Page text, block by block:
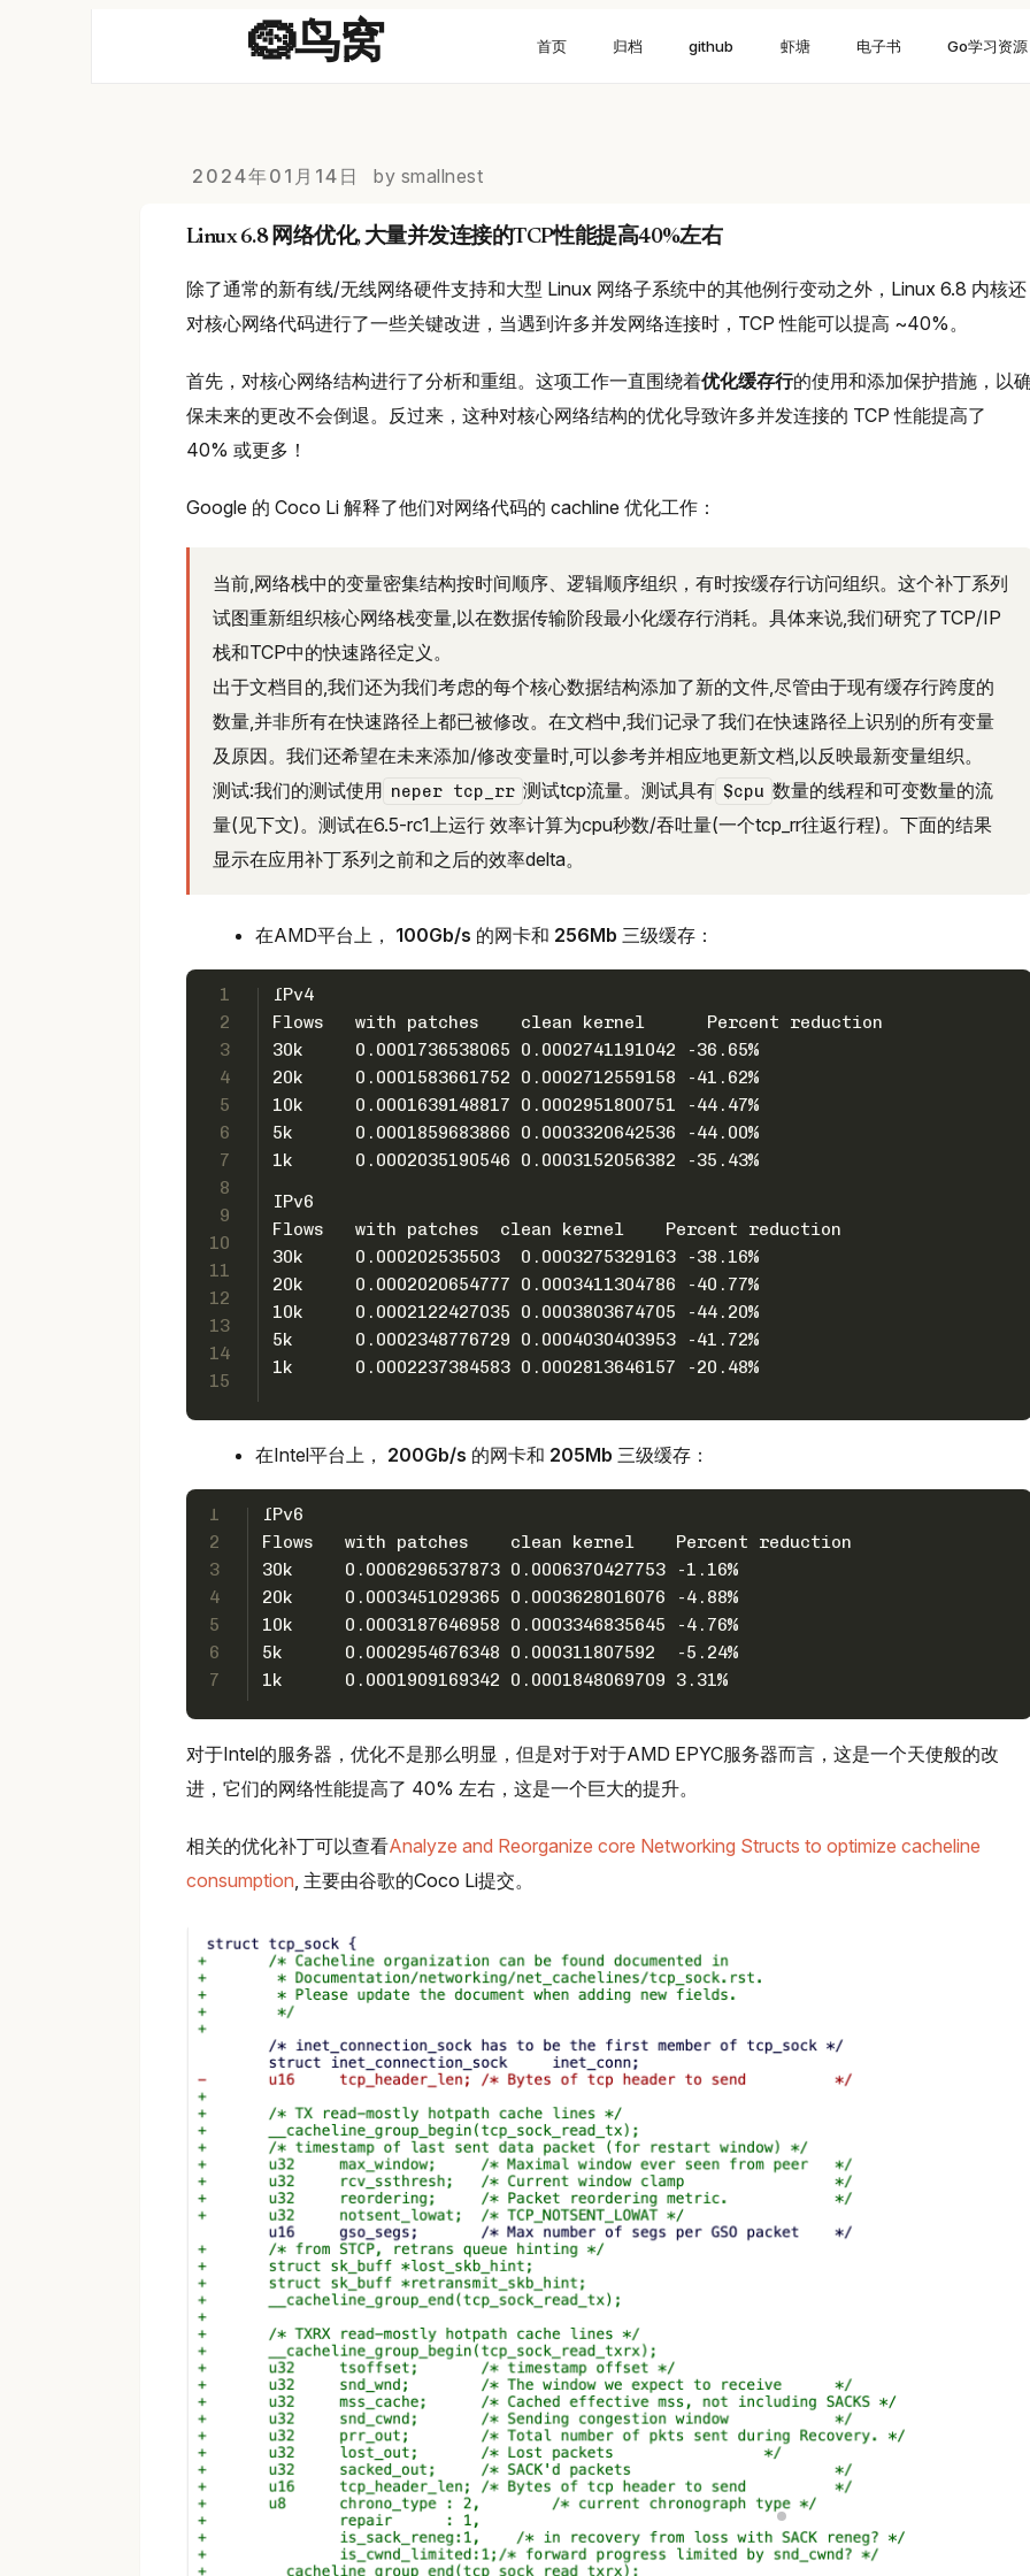
🪹鸟窝 首页 归档 github 虾塘 电子书 Go学习资源
2024年01月14日 by smallnest
Linux 6.8 网络优化, 大量并发连接的TCP性能提高40%左右
除了通常的新有线/无线网络硬件支持和大型 Linux 网络子系统中的其他例行变动之外，Linux 6.8 内核还
对核心网络代码进行了一些关键改进，当遇到许多并发网络连接时，TCP 性能可以提高 ~40%。
首先，对核心网络结构进行了分析和重组。这项工作一直围绕着优化缓存行的使用和添加保护措施，以
保未来的更改不会倒退。反过来，这种对核心网络结构的优化导致许多并发连接的 TCP 性能提高了
40% 或更多！
Google 的 Coco Li 解释了他们对网络代码的 cachline 优化工作：
当前,网络栈中的变量密集结构按时间顺序、逻辑顺序组织，有时按缓存行访问组织。这个补丁系列
试图重新组织核心网络栈变量,以在数据传输阶段最小化缓存行消耗。具体来说,我们研究了TCP/IP
栈和TCP中的快速路径定义。
出于文档目的,我们还为我们考虑的每个核心数据结构添加了新的文件,尽管由于现有缓存行跨度的
数量,并非所有在快速路径上都已被修改。在文档中,我们记录了我们在快速路径上识别的所有变量
及原因。我们还希望在未来添加/修改变量时,可以参考并相应地更新文档,以反映最新变量组织。
测试:我们的测试使用 neper tcp_rr 测试tcp流量。测试具有 $cpu 数量的线程和可变数量的流
量(见下文)。测试在6.5-rc1上运行 效率计算为cpu秒数/吞吐量(一个tcp_rr往返行程)。下面的结果
显示在应用补丁系列之前和之后的效率delta。
在AMD平台上， 100Gb/s 的网卡和 256Mb 三级缓存：
1
2
3
4
5
6
7
8
9
10
11
12
13
14
15
IPv4
Flows   with patches    clean kernel      Percent reduction
30k     0.0001736538065 0.0002741191042 -36.65%
20k     0.0001583661752 0.0002712559158 -41.62%
10k     0.0001639148817 0.0002951800751 -44.47%
5k      0.0001859683866 0.0003320642536 -44.00%
1k      0.0002035190546 0.0003152056382 -35.43%
IPv6
Flows   with patches  clean kernel    Percent reduction
30k     0.000202535503  0.0003275329163 -38.16%
20k     0.0002020654777 0.0003411304786 -40.77%
10k     0.0002122427035 0.0003803674705 -44.20%
5k      0.0002348776729 0.0004030403953 -41.72%
1k      0.0002237384583 0.0002813646157 -20.48%
在Intel平台上， 200Gb/s 的网卡和 205Mb 三级缓存：
1
2
3
4
5
6
7
IPv6
Flows   with patches    clean kernel    Percent reduction
30k     0.0006296537873 0.0006370427753 -1.16%
20k     0.0003451029365 0.0003628016076 -4.88%
10k     0.0003187646958 0.0003346835645 -4.76%
5k      0.0002954676348 0.000311807592  -5.24%
1k      0.0001909169342 0.0001848069709 3.31%
对于Intel的服务器，优化不是那么明显，但是对于对于AMD EPYC服务器而言，这是一个天使般的改
进，它们的网络性能提高了 40% 左右，这是一个巨大的提升。
相关的优化补丁可以查看Analyze and Reorganize core Networking Structs to optimize cacheline
consumption , 主要由谷歌的Coco Li提交。